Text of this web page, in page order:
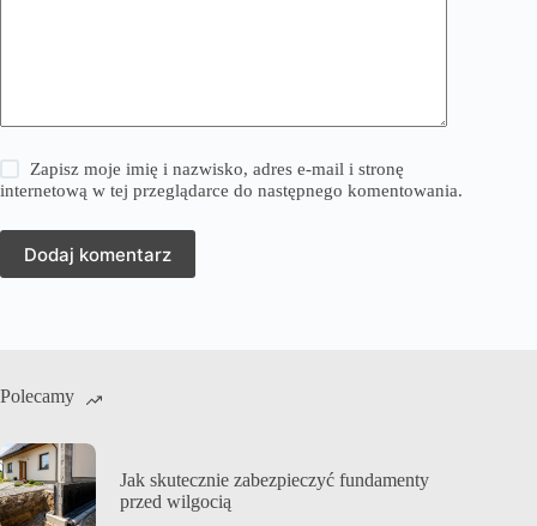
Zapisz moje imię i nazwisko, adres e-mail i stronę
internetową w tej przeglądarce do następnego komentowania.
Dodaj komentarz
Polecamy
Jak skutecznie zabezpieczyć fundamenty
przed wilgocią